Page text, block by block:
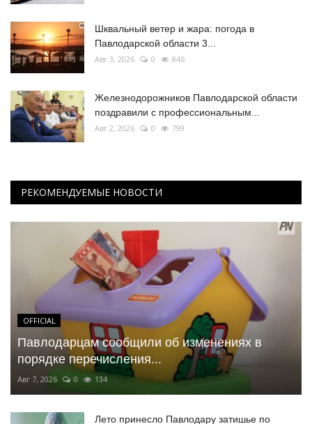
Шквальный ветер и жара: погода в
Павлодарской области 3...
Авг 3, 2026 0 846
Железнодорожников Павлодарской области
поздравили с профессиональным...
Авг 2, 2026 0 799
РЕКОМЕНДУЕМЫЕ НОВОСТИ
OFFICIAL
Павлодарцам сообщили об изменениях в
порядке перечисления...
Авг 7, 2026 0 134
Лето принесло Павлодару затишье по